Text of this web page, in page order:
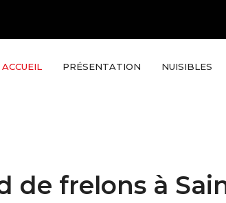
ACCUEIL PRÉSENTATION NUISIBLES
de frelons à